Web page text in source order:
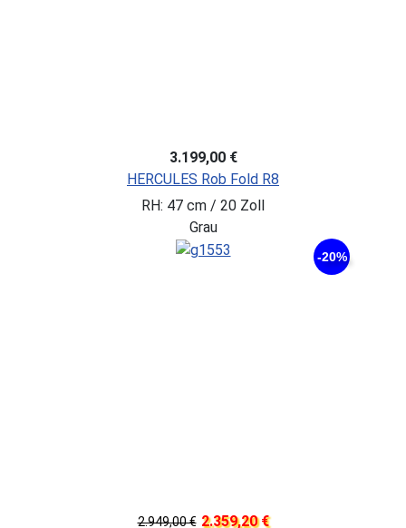
3.199,00 €
HERCULES Rob Fold R8
RH: 47 cm / 20 Zoll
Grau
-20%
2.949,00 € 2.359,20 €